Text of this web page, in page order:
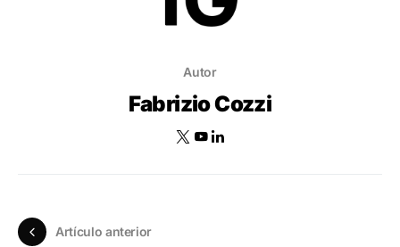
Autor
Fabrizio Cozzi
Artículo anterior